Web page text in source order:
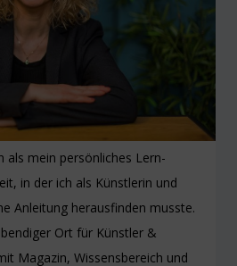
als mein persönliches Lern-
in der ich als Künstlerin und
Anleitung herausfinden musste.
Ort für Künstler &
Magazin, Wissensbereich und